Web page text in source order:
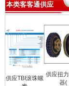
本类客客通供应
供应TBI滚珠螺
供应扭
器(